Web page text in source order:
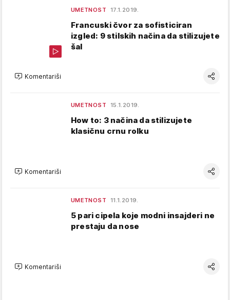
UMETNOST 17.1.2019.
Francuski čvor za sofisticiran
izgled: 9 stilskih načina da stilizujete
šal
Komentariši
UMETNOST 15.1.2019.
How to: 3 načina da stilizujete
klasičnu crnu rolku
Komentariši
UMETNOST 11.1.2019.
5 pari cipela koje modni insajderi ne
prestaju da nose
Komentariši